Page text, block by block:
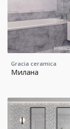
Gracia ceramica
Милана